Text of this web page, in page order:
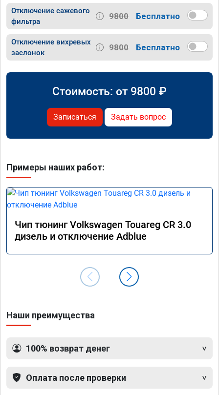
Отключение сажевого
фильтра
9800 Бесплатно
Отключение вихревых
заслонок
9800 Бесплатно
Стоимость: от 9800 ₽
Записаться Задать вопрос
Примеры наших работ:
Чип тюнинг Volkswagen Touareg CR 3.0
дизель и отключение Adblue
Наши преимущества
100% возврат денег
Оплата после проверки